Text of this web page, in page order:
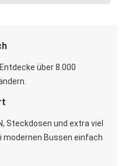
über 8.000
Steckdosen und extra viel
modernen Bussen einfach